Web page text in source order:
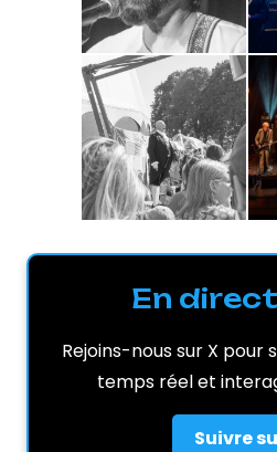
En
Rejoins-nous sur X pour
temps réel et
Suivre